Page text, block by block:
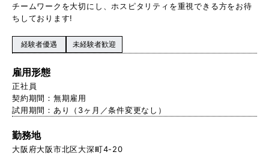
チームワークを大切にし、ホスピタリティを重視できる方をお待
ちしております!
経験者優遇 未経験者歓迎
雇用形態
正社員
契約期間：無期雇用
試用期間：あり（3ヶ月／条件変更なし）
勤務地
大阪府大阪市北区大深町4-20